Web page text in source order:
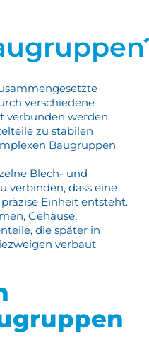
verschiedene
verbunden werden.
zu stabilen
Baugruppen
Blech- und
verbinden, dass eine
Einheit entsteht.
Gehäuse,
die später in
verbaut